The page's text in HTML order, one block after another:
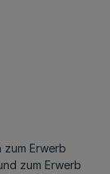
Erwerb
zum Erwerb